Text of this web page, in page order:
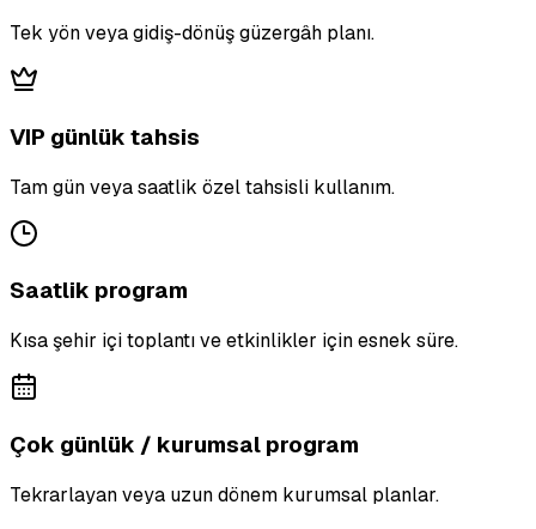
Tek yön veya gidiş-dönüş güzergâh planı.
VIP günlük tahsis
Tam gün veya saatlik özel tahsisli kullanım.
Saatlik program
Kısa şehir içi toplantı ve etkinlikler için esnek süre.
Çok günlük / kurumsal program
Tekrarlayan veya uzun dönem kurumsal planlar.